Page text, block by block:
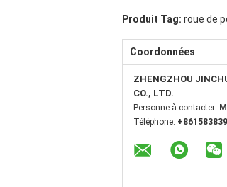
Produit Tag: roue de
Coordonnées
ZHENGZHOU
CO., LTD.
Personne à contacter:
Téléphone: